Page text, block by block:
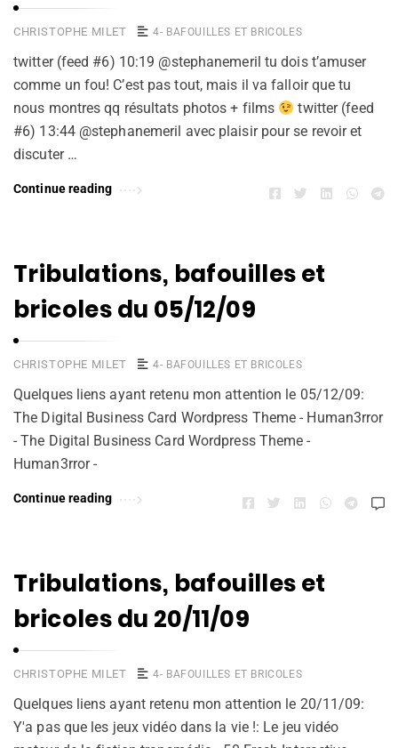
CHRISTOPHE MILET 4- BAFOUILLES ET BRICOLES
twitter (feed #6) 10:19 @stephanemeril tu dois t’amuser
comme un fou! C’est pas tout, mais il va falloir que tu
nous montres qq résultats photos + films
twitter (feed
#6) 13:44 @stephanemeril avec plaisir pour se revoir et
discuter …
Continue reading
Tribulations, bafouilles et
bricoles du 05/12/09
CHRISTOPHE MILET 4- BAFOUILLES ET BRICOLES
Quelques liens ayant retenu mon attention le 05/12/09:
The Digital Business Card Wordpress Theme - Human3rror
- The Digital Business Card Wordpress Theme -
Human3rror -
Continue reading
Tribulations, bafouilles et
bricoles du 20/11/09
CHRISTOPHE MILET 4- BAFOUILLES ET BRICOLES
Quelques liens ayant retenu mon attention le 20/11/09:
Y'a pas que les jeux vidéo dans la vie !: Le jeu vidéo